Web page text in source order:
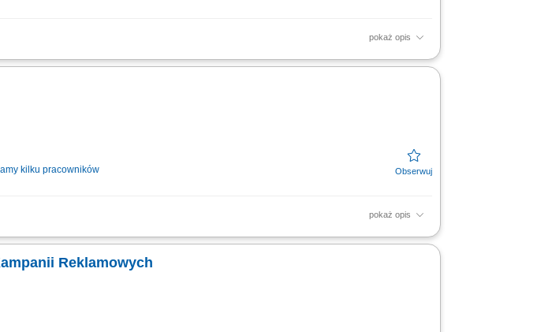
pokaż opis
Sprzedaż dodatków paszowych dla bydła na powierzonym terenie.
kilku pracowników
pokaż opis
Ekspertyza: ocena upraw/zwierząt i rekomendacja najlepszych rozwiązań;
Reklamowych